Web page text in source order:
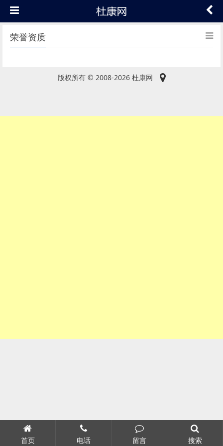
荣誉资质
版权所有 © 2008-2026 杜康网
首页 电话 留言 搜索